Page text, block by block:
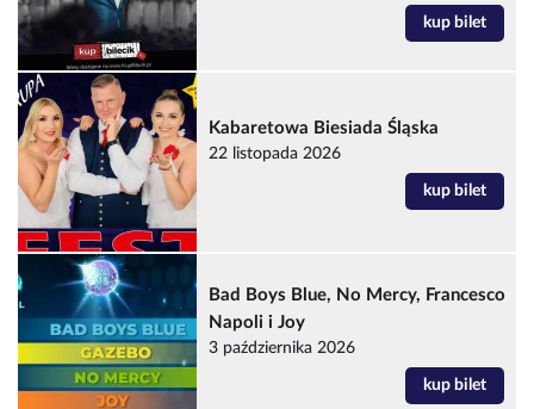
kup bilet
Kabaretowa Biesiada Śląska
22 listopada 2026
kup bilet
Bad Boys Blue, No Mercy, Francesco
Napoli i Joy
3 października 2026
kup bilet